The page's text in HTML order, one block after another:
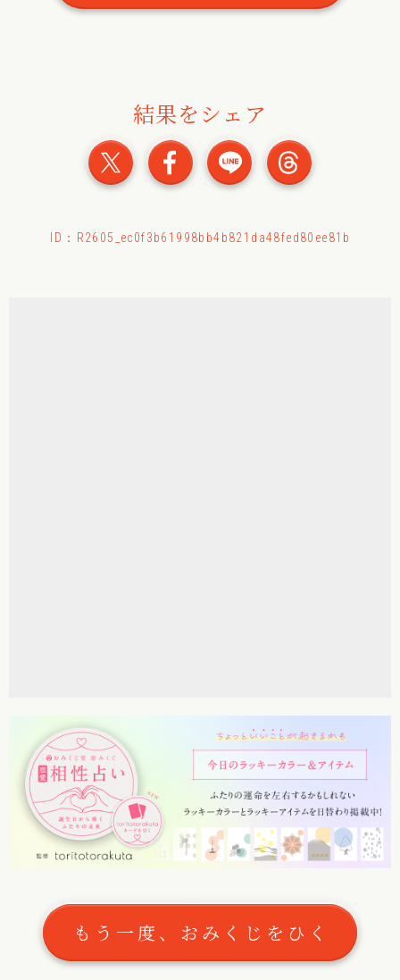
結果をシェア
おみくじの結果をXでシェア
おみくじの結果を
おみくじの結
ID：R2605_ec0f3b61998bb4b821da48fed80ee81b
もう一度、おみくじをひく